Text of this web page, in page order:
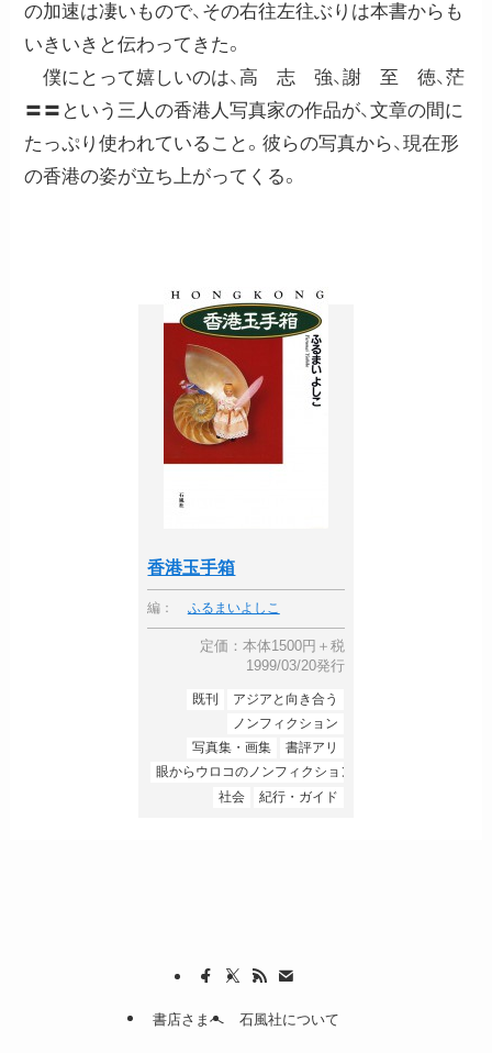
の加速は凄いもので、その右往左往ぶりは本書からも
いきいきと伝わってきた。
僕にとって嬉しいのは、高 志 強、謝 至 徳、茫
〓〓という三人の香港人写真家の作品が、文章の間に
たっぷり使われていること。彼らの写真から、現在形
の香港の姿が立ち上がってくる。
香港玉手箱
編： ふるまいよしこ
定価：本体1500円＋税
1999/03/20発行
既刊
アジアと向き合う
ノンフィクション
写真集・画集
書評アリ
眼からウロコのノンフィクション
社会
紀行・ガイド
書店さまへ 石風社について